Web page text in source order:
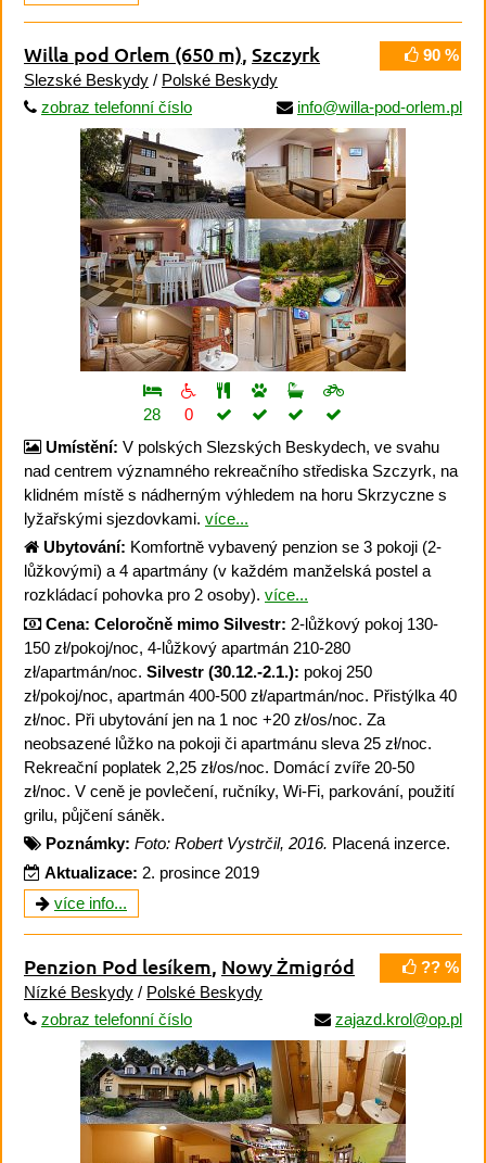
90 %
Willa pod Orlem (650 m), Szczyrk
Slezské Beskydy / Polské Beskydy
zobraz telefonní číslo
info@willa-pod-orlem.pl
28
0
Umístění: V polských Slezských Beskydech, ve svahu
nad centrem významného rekreačního střediska Szczyrk, na
klidném místě s nádherným výhledem na horu Skrzyczne s
lyžařskými sjezdovkami. více...
Ubytování: Komfortně vybavený penzion se 3 pokoji (2-
lůžkovými) a 4 apartmány (v každém manželská postel a
rozkládací pohovka pro 2 osoby). více...
Cena: Celoročně mimo Silvestr: 2-lůžkový pokoj 130-
150 zł/pokoj/noc, 4-lůžkový apartmán 210-280
zł/apartmán/noc. Silvestr (30.12.-2.1.): pokoj 250
zł/pokoj/noc, apartmán 400-500 zł/apartmán/noc. Přistýlka 40
zł/noc. Při ubytování jen na 1 noc +20 zł/os/noc. Za
neobsazené lůžko na pokoji či apartmánu sleva 25 zł/noc.
Rekreační poplatek 2,25 zł/os/noc. Domácí zvíře 20-50
zł/noc. V ceně je povlečení, ručníky, Wi-Fi, parkování, použití
grilu, půjčení sáněk.
Poznámky: Foto: Robert Vystrčil, 2016. Placená inzerce.
Aktualizace: 2. prosince 2019
více info...
?? %
Penzion Pod lesíkem, Nowy Żmigród
Nízké Beskydy / Polské Beskydy
zobraz telefonní číslo
zajazd.krol@op.pl